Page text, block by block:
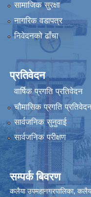
सामाजिक सुरक्षा
नागरिक वडापत्र
निवेदनको ढाँचा
प्रतिवेदन
वार्षिक प्रगति प्रतिवेदन
चौमासिक प्रगति
सार्वजनिक सुनुवाई
सार्वजनिक परीक्षण
सम्पर्क बिवरण
कलैया उपमहानगरपालिका,